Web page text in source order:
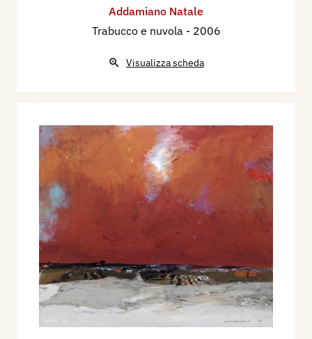
Addamiano Natale
Trabucco e nuvola - 2006
Visualizza scheda